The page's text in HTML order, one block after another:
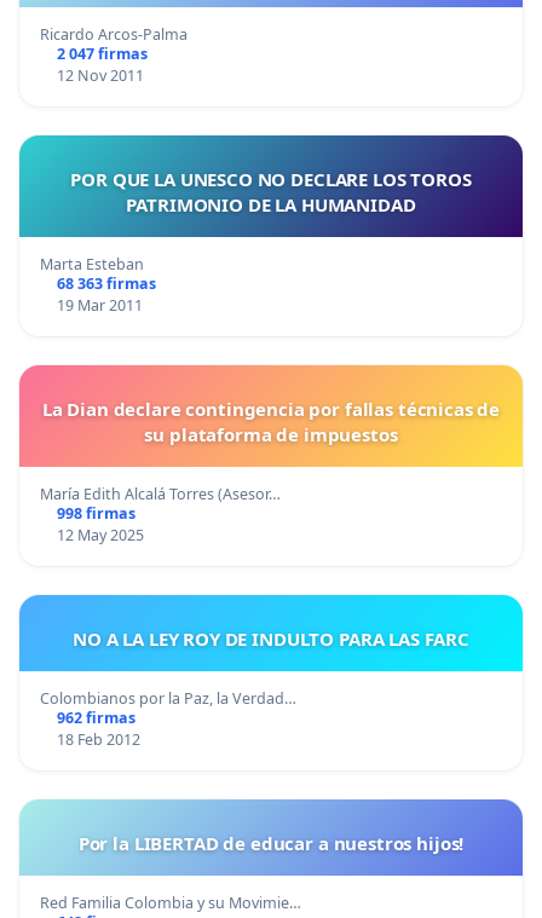
Ricardo Arcos-Palma
2 047 firmas
12 Nov 2011
POR QUE LA UNESCO NO DECLARE LOS TOROS
PATRIMONIO DE LA HUMANIDAD
Marta Esteban
68 363 firmas
19 Mar 2011
La Dian declare contingencia por fallas técnicas de
su plataforma de impuestos
María Edith Alcalá Torres (Asesor…
998 firmas
12 May 2025
NO A LA LEY ROY DE INDULTO PARA LAS FARC
Colombianos por la Paz, la Verdad…
962 firmas
18 Feb 2012
Por la LIBERTAD de educar a nuestros hijos!
Red Familia Colombia y su Movimie…